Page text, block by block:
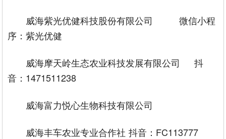
威海紫光优健科技股份有限公司
微信小程
序：紫光优健
威海摩天岭生态农业科技发展有限公司
抖
音：1471511238
威海富力悦心生物科技有限公司
威海丰车农业专业合作社 抖音：FC113777